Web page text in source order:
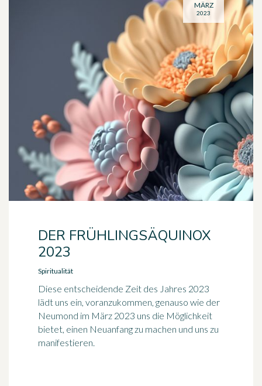
DER FRÜHLINGSÄQUINOX
2023
Spiritualität
Diese entscheidende Zeit des Jahres 2023
lädt uns ein, voranzukommen, genauso wie der
Neumond im März 2023 uns die Möglichkeit
bietet, einen Neuanfang zu machen und uns zu
manifestieren.
MÄRZ
2023